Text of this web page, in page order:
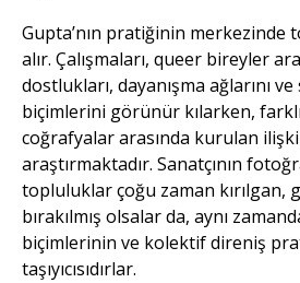
Gupta’nın pratiğinin merkezinde
alır. Çalışmaları, queer bireyler
dostlukları, dayanışma ağlarını
biçimlerini görünür kılarken,
coğrafyalar arasında kurulan
araştırmaktadır. Sanatçının
topluluklar çoğu zaman kırılgan,
bırakılmış olsalar da, aynı
biçimlerinin ve kolektif direniş
taşıyıcısıdırlar.